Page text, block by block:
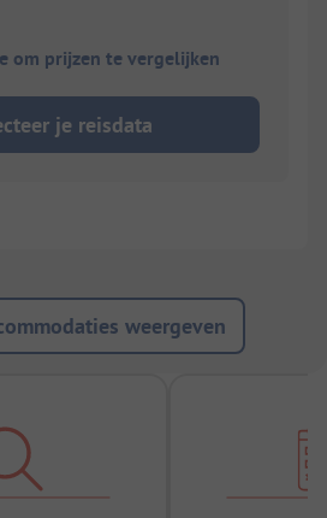
om prijzen te vergelijken
je reisdata
weergeven